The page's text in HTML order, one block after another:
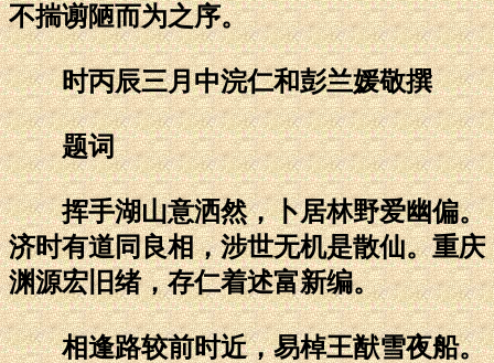
不揣谫陋而为之序。
时丙辰三月中浣仁和彭兰媛敬撰
题词
挥手湖山意洒然，卜居林野爱幽偏。
济时有道同良相，涉世无机是散仙。重庆
渊源宏旧绪，存仁着述富新编。
相逢路较前时近，易棹王猷雪夜船。